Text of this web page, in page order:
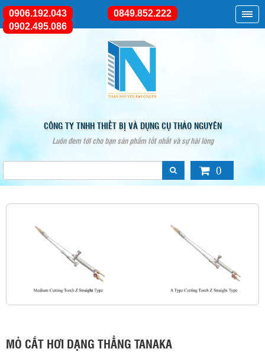
CÔNG TY TNHH THIẾT BỊ VÀ DỤNG CỤ THẢO NGUYÊN
Luôn đem tới cho bạn sản phẩm tốt nhất và sự hài lòng
0906.192.043
0849.852.222
0902.495.086
0
MỎ CẮT HƠI DẠNG THẲNG TANAKA